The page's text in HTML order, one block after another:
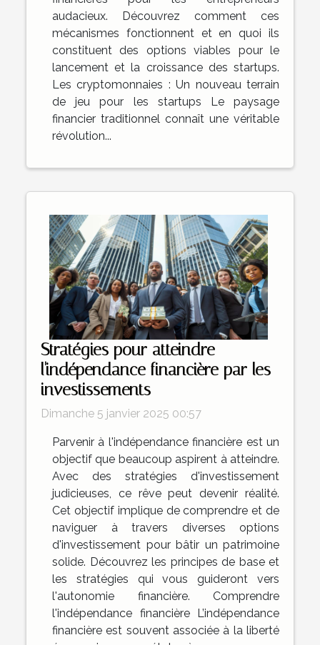
audacieux. Découvrez comment ces
mécanismes fonctionnent et en quoi ils
constituent des options viables pour le
lancement et la croissance des startups.
Les cryptomonnaies : Un nouveau terrain
de jeu pour les startups Le paysage
financier traditionnel connaît une véritable
révolution...
Stratégies pour atteindre
l'indépendance financière par les
investissements
Dimanche 5 janvier 2025 00:57
Parvenir à l'indépendance financière est un
objectif que beaucoup aspirent à atteindre.
Avec des stratégies d'investissement
judicieuses, ce rêve peut devenir réalité.
Cet objectif implique de comprendre et de
naviguer à travers diverses options
d'investissement pour bâtir un patrimoine
solide. Découvrez les principes de base et
les stratégies qui vous guideront vers
l'autonomie financière. Comprendre
l'indépendance financière L’indépendance
financière est souvent associée à la liberté